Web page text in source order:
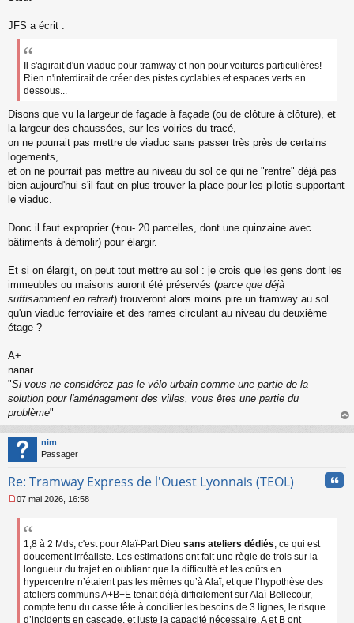
s
u
JFS a écrit :
Il s'agirait d'un viaduc pour tramway et non pour voitures particulières!
Rien n'interdirait de créer des pistes cyclables et espaces verts en
dessous...
Disons que vu la largeur de façade à façade (ou de clôture à clôture), et
la largeur des chaussées, sur les voiries du tracé,
on ne pourrait pas mettre de viaduc sans passer très près de certains
logements,
et on ne pourrait pas mettre au niveau du sol ce qui ne "rentre" déjà pas
bien aujourd'hui s'il faut en plus trouver la place pour les pilotis supportant
le viaduc.
Donc il faut exproprier (+ou- 20 parcelles, dont une quinzaine avec
bâtiments à démolir) pour élargir.
Et si on élargit, on peut tout mettre au sol : je crois que les gens dont les
immeubles ou maisons auront été préservés (parce que déjà
suffisamment en retrait) trouveront alors moins pire un tramway au sol
qu'un viaduc ferroviaire et des rames circulant au niveau du deuxième
étage ?
A+
nanar
"Si vous ne considérez pas le vélo urbain comme une partie de la
solution pour l'aménagement des villes, vous êtes une partie du
problème"
au
nim
Passager
Re: Tramway Express de l'Ouest Lyonnais (TEOL)
e
07 mai 2026, 16:58
1,8 à 2 Mds, c'est pour Alaï-Part Dieu sans ateliers dédiés, ce qui est
doucement irréaliste. Les estimations ont fait une règle de trois sur la
longueur du trajet en oubliant que la difficulté et les coûts en
hypercentre n’étaient pas les mêmes qu’à Alaï, et que l’hypothèse des
ateliers communs A+B+E tenait déjà difficilement sur Alaï-Bellecour,
compte tenu du casse tête à concilier les besoins de 3 lignes, le risque
d’incidents en cascade, et juste la capacité nécessaire. A et B ont